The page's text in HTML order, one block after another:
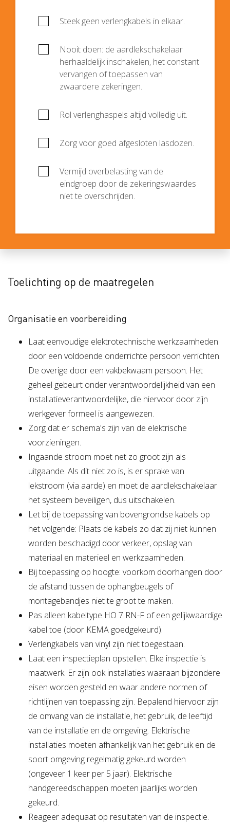
Steek geen verlengkabels in elkaar.
Nooit doen: de aardlekschakelaar
herhaaldelijk inschakelen, het constant
vervangen of toepassen van
zwaardere zekeringen.
Rol verlenghaspels altijd volledig uit.
Zorg voor goed afgesloten lasdozen.
Vermijd overbelasting van de
eindgroep door de zekeringswaardes
niet te overschrijden.
Toelichting op de maatregelen
Organisatie en voorbereiding
Laat eenvoudige elektrotechnische werkzaamheden
door een voldoende onderrichte persoon verrichten.
De overige door een vakbekwaam persoon. Het
geheel gebeurt onder verantwoordelijkheid van een
installatieverantwoordelijke, die hiervoor door zijn
werkgever formeel is aangewezen.
Zorg dat er schema's zijn van de elektrische
voorzieningen.
Ingaande stroom moet net zo groot zijn als
uitgaande. Als dit niet zo is, is er sprake van
lekstroom (via aarde) en moet de aardlekschakelaar
het systeem beveiligen, dus uitschakelen.
Let bij de toepassing van bovengrondse kabels op
het volgende: Plaats de kabels zo dat zij niet kunnen
worden beschadigd door verkeer, opslag van
materiaal en materieel en werkzaamheden.
Bij toepassing op hoogte: voorkom doorhangen door
de afstand tussen de ophangbeugels of
montagebandjes niet te groot te maken.
Pas alleen kabeltype HO 7 RN-F of een gelijkwaardige
kabel toe (door KEMA goedgekeurd).
Verlengkabels van vinyl zijn niet toegestaan.
Laat een inspectieplan opstellen. Elke inspectie is
maatwerk. Er zijn ook installaties waaraan bijzondere
eisen worden gesteld en waar andere normen of
richtlijnen van toepassing zijn. Bepalend hiervoor zijn
de omvang van de installatie, het gebruik, de leeftijd
van de installatie en de omgeving. Elektrische
installaties moeten afhankelijk van het gebruik en de
soort omgeving regelmatig gekeurd worden
(ongeveer 1 keer per 5 jaar). Elektrische
handgereedschappen moeten jaarlijks worden
gekeurd.
Reageer adequaat op resultaten van de inspectie.